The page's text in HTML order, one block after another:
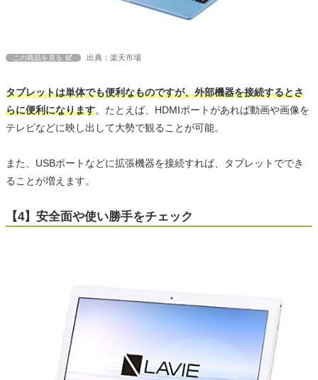
この商品を見る 出典：楽天市場
タブレットは単体でも便利なものですが、外部機器を接続するとさ
らに便利になります。たとえば、HDMIポートがあれば動画や画像を
テレビなどに映し出して大勢で観ることが可能。
また、USBポートなどに拡張機器を接続すれば、タブレットででき
ることが増えます。
【4】安全面や使い勝手をチェック